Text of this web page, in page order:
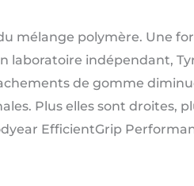
mélange polymère. Une
laboratoire indépendant,
de gomme
Plus elles sont droites,
EfficientGrip